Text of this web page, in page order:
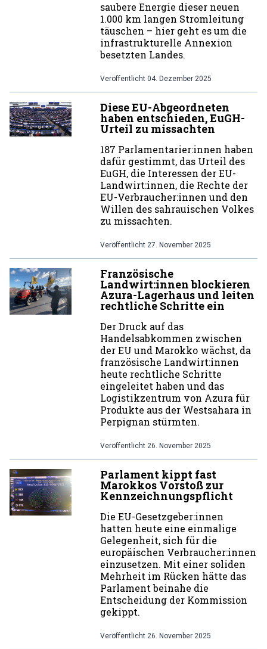
saubere Energie dieser neuen
1.000 km langen Stromleitung
täuschen – hier geht es um die
infrastrukturelle Annexion
besetzten Landes.
Veröffentlicht 04. Dezember 2025
Diese EU-Abgeordneten
haben entschieden, EuGH-
Urteil zu missachten
187 Parlamentarier:innen haben
dafür gestimmt, das Urteil des
EuGH, die Interessen der EU-
Landwirt:innen, die Rechte der
EU-Verbraucher:innen und den
Willen des sahrauischen Volkes
zu missachten.
Veröffentlicht 27. November 2025
Französische
Landwirt:innen blockieren
Azura-Lagerhaus und leiten
rechtliche Schritte ein
Der Druck auf das
Handelsabkommen zwischen
der EU und Marokko wächst, da
französische Landwirt:innen
heute rechtliche Schritte
eingeleitet haben und das
Logistikzentrum von Azura für
Produkte aus der Westsahara in
Perpignan stürmten.
Veröffentlicht 26. November 2025
Parlament kippt fast
Marokkos Vorstoß zur
Kennzeichnungspflicht
Die EU-Gesetzgeber:innen
hatten heute eine einmalige
Gelegenheit, sich für die
europäischen Verbraucher:innen
einzusetzen. Mit einer soliden
Mehrheit im Rücken hätte das
Parlament beinahe die
Entscheidung der Kommission
gekippt.
Veröffentlicht 26. November 2025